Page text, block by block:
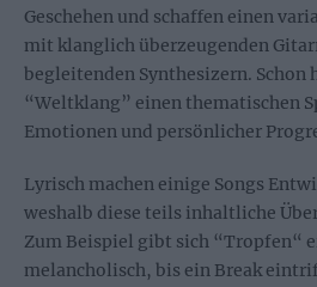
Geschehen und schaffen einen
mit klanglich überzeugenden
begleitenden Synthesizern. Schon
“Weltklang” einen thematischen
Emotionen und persönlicher
Lyrisch machen einige Songs
weshalb diese teils inhaltliche
Zum Beispiel gibt sich “Tropfen“
melancholisch, bis ein Break